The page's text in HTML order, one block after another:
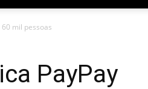
mil pessoas
PayPay